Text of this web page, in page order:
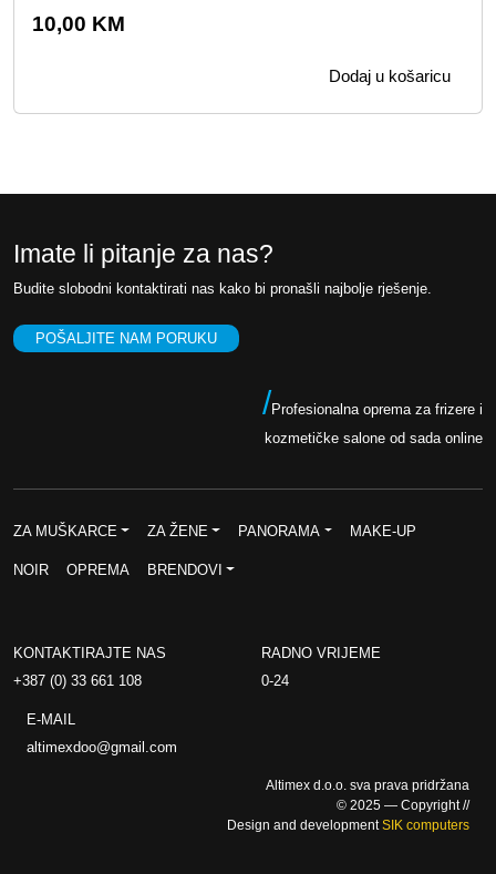
10,00 KM
Dodaj u košaricu
Imate li pitanje za nas?
Budite slobodni kontaktirati nas kako bi pronašli najbolje rješenje.
POŠALJITE NAM PORUKU
/Profesionalna oprema za frizere i
kozmetičke salone od sada online
ZA MUŠKARCE ZA ŽENE PANORAMA MAKE-UP
NOIR OPREMA BRENDOVI
KONTAKTIRAJTE NAS
+387 (0) 33 661 108
RADNO VRIJEME
0-24
E-MAIL
altimexdoo@gmail.com
Altimex d.o.o. sva prava pridržana
© 2025 — Copyright //
Design and developmentSIK computers